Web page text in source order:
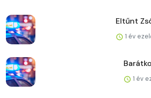
Eltűnt
1 év
1 év